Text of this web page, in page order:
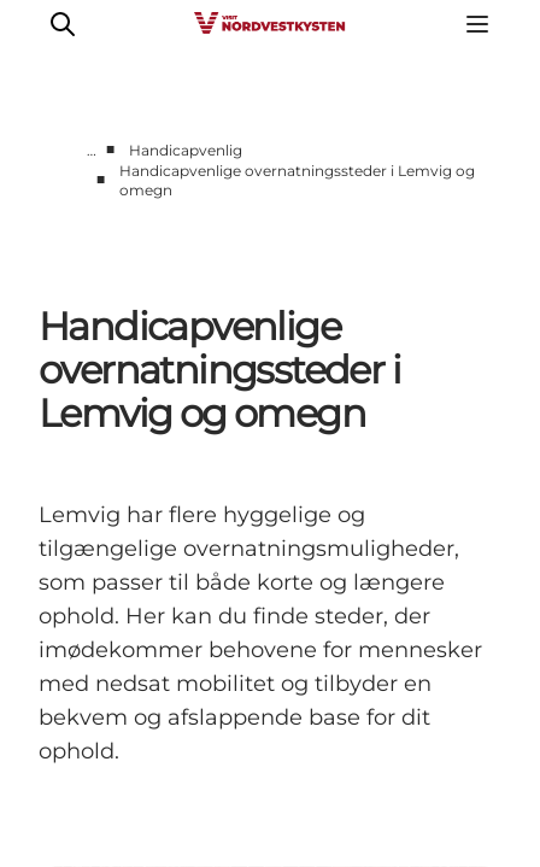
Feriesteder
Events
Overnatning
Planlæg din ferie
… ■
Handicapvenlig
■
Handicapvenlige overnatningssteder i Lemvig og
omegn
Handicapvenlige
overnatningssteder i
Lemvig og omegn
Lemvig har flere hyggelige og
tilgængelige overnatningsmuligheder,
som passer til både korte og længere
ophold. Her kan du finde steder, der
imødekommer behovene for mennesker
med nedsat mobilitet og tilbyder en
bekvem og afslappende base for dit
ophold.